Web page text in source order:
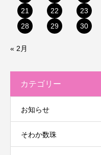
21
22 23
28
29 30
« 2月
カテゴリー
お知らせ
そわか数珠